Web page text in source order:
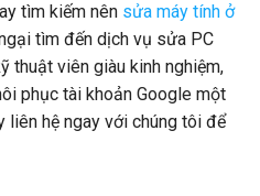
tìm kiếm nên sửa máy tính ở
tìm đến dịch vụ sửa PC
thuật viên giàu kinh nghiệm,
phục tài khoản Google một
liên hệ ngay với chúng tôi để